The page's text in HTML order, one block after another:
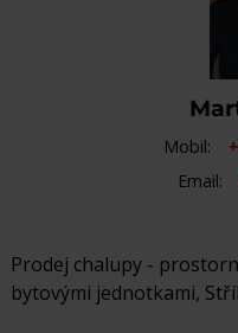
Mobil:
Email:
Prodej chalupy -
bytovými jednotkami,